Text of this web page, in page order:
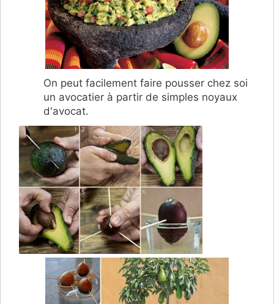
On peut facilement faire pousser chez soi
un avocatier à partir de simples noyaux
d'avocat.